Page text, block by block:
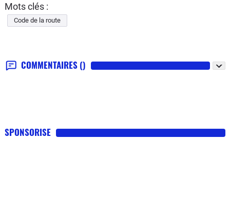
Mots clés :
Code de la route
COMMENTAIRES ()
SPONSORISE